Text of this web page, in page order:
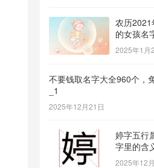
农历2021
的女孩名
字免费取
2025年1月
不要钱取名字大全960个，
_1
2025年12月21日
婷字五行
字里的含
意_1
2025年12